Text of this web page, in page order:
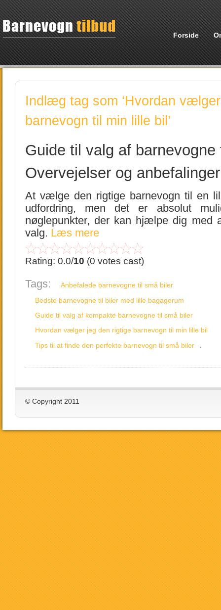
Forside
Indlæg tag som ‘Hvordan
barnevogn til min lille bil’
Guide til valg af
Overvejelser og anbefalinger
At vælge den rigtige barnevogn til en
udfordring, men det er absolut
nøglepunkter, der kan hjælpe dig med
valg. Læs mere
Rating: 0.0/10 (0 votes cast)
Tags:
Anbefalede barnevogne til små biler
Bedste barnevogne til biler med lille bagagerum
Guide til valg af kompakte barnevogne til små biler
Hvordan vælger jeg den rigtige barnevogn til min lille bil
Tips til at finde den perfekte barnevogn til små biler
.
© Copyright 2011